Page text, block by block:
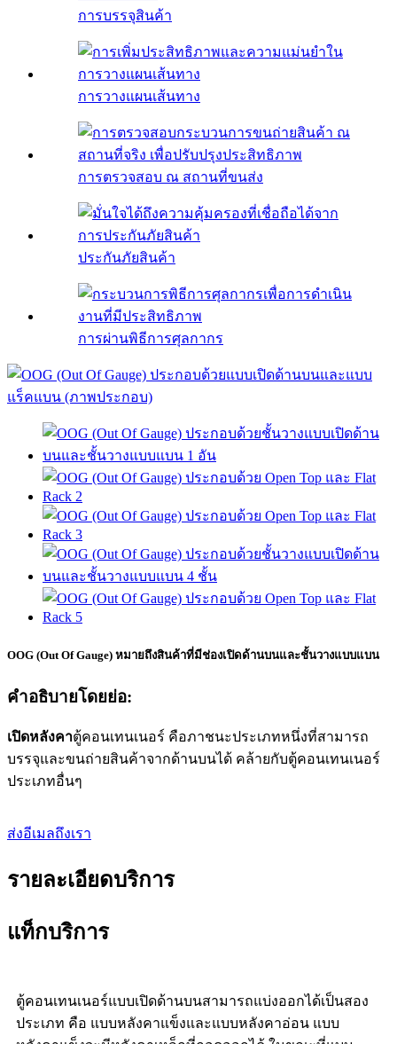
การบรรจุสินค้า
การวางแผนเส้นทาง
การตรวจสอบ ณ สถานที่ขนส่ง
ประกันภัยสินค้า
การผ่านพิธีการศุลกากร
OOG (Out Of Gauge) หมายถึงสินค้าที่มีช่องเปิดด้านบนและชั้นวางแบบแบน
คำอธิบายโดยย่อ:
เปิดหลังคาตู้คอนเทนเนอร์ คือภาชนะประเภทหนึ่งที่สามารถ
บรรจุและขนถ่ายสินค้าจากด้านบนได้ คล้ายกับตู้คอนเทนเนอร์
ประเภทอื่นๆ
ส่งอีเมลถึงเรา
รายละเอียดบริการ
แท็กบริการ
ตู้คอนเทนเนอร์แบบเปิดด้านบนสามารถแบ่งออกได้เป็นสอง
ประเภท คือ แบบหลังคาแข็งและแบบหลังคาอ่อน แบบ